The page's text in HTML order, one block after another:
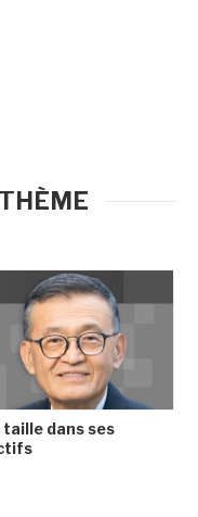
dans ses